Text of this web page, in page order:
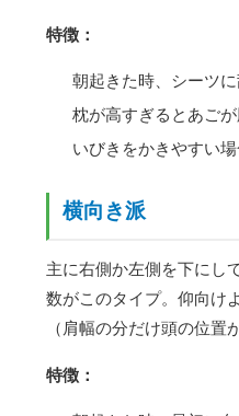
特徴：
朝起きた時、シーツ
枕が高すぎるとあご
いびきをかきやすい
横向き派
主に右側か左側を下にし
数がこのタイプ。仰向け
（肩幅の分だけ頭の位置
特徴：